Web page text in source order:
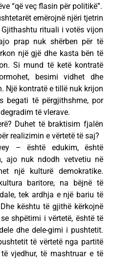
“që veç flasin për politikë”.
emërojnë njëri tjetrin
rituali i votës vijon
prap nuk shërben për të
një gjë dhe kasta bën të
Si mund të ketë kontratë
besimi vidhet dhe
Një kontratë e tillë nuk krijon
begati të përgjithshme, por
të vlerave.
Duhet të braktisim fjalën
realizimin e vërtetë të saj?
– është edukim, është
ajo nuk ndodh vetvetiu në
një kulturë demokratike.
baritore, na bëjnë të
tek ardhja e një bariu të
kështu të gjithë kërkojnë
shpëtimi i vërtetë, është të
dhe dele-gimi i pushtetit.
të vërtetë nga partitë
vjedhur, të mashtruar e të